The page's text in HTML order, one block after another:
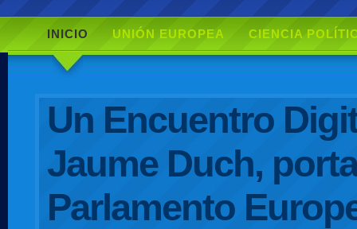
INICIO UNIÓN EUROPEA CIENCIA
Un Encuentro
Jaume Duch,
Parlamento